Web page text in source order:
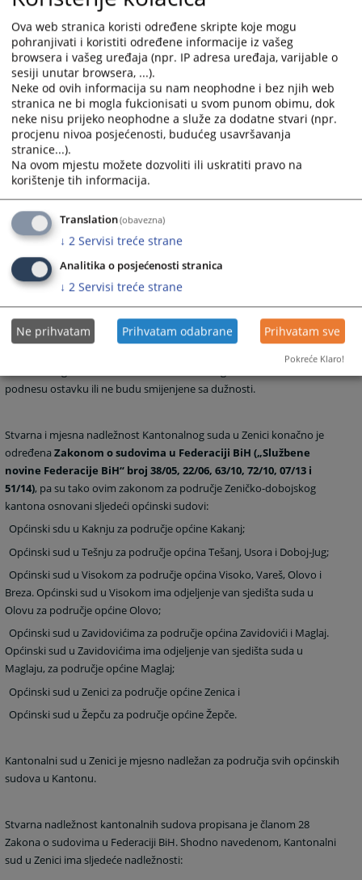
druga sudska zaštita i
da vrše i druge poslove određene zakonom.
Ovim zakonom ukinuti su okružni privredni sudovi, Viši privredni sud
u Sarajevu i Upravni sud Bosne i Hercegovine, a njihove nadležnosti
prenesene na više sudove.
Zakonom o sudovima Zeničko-dobojskog kantona („Službene
novine Zeničko- dobojskog kantona“ broj 04/97)
Kantonalni sud u Zenici kao najviši sud ZDK. Zbog specifičnosti
unutrašnje teritorijalne organizacije Federacije Bosne i Hercegovine,
mijenja se i mjesna nadležnost ovog suda, tako da je Kantonalni sud u
Zenici mjesno nadležan za područja općinskih sudova u Brezi, Kaknju,
Maglaju, Olovu, Tešnju, Varešu, Visokom, Zavidovićima, Zenici i Žepču.
Stvarna nadležnost u odnosu na Viši sud u Zenici, nije bitno
promijenjena.
Ovim zakonom po prvi put je propisano da će sudije općinskih i
podnesu ostavku ili ne budu smijenjene sa dužnosti.
Stvarna i mjesna nadležnost Kantonalnog suda u Zenici konačno je
određenaZakonom o sudovima u Federaciji BiH („Službene
novine Federacije BiH“ broj 38/05, 22/06, 63/10, 72/10, 07/13 i
51/14), pa su tako ovim zakonom za područje Zeničko-dobojskog
kantona osnovani sljedeći općinski sudovi:
Općinski sdu u Kaknju za područje općine Kakanj;
Općinski sud u Tešnju za područje općina Tešanj, Usora i Doboj-Jug;
Općinski sud u Visokom za područje općina Visoko, Vareš, Olovo i
Breza. Općinski sud u Visokom ima odjeljenje van sjedišta suda u
Olovu za područje općine Olovo;
Općinski sud u Zavidovićima za područje općina Zavidovići i Maglaj.
Općinski sud u Zavidovićima ima odjeljenje van sjedišta suda u
Maglaju, za područje općine Maglaj;
Općinski sud u Zenici za područje općine Zenica i
Općinski sud u Žepču za područje općine Žepče.
Kantonalni sud u Zenici je mjesno nadležan za područja svih općinskih
sudova u Kantonu.
Stvarna nadležnost kantonalnih sudova propisana je članom 28
Zakona o sudovima u Federaciji BiH. Shodno navedenom, Kantonalni
sud u Zenici ima sljedeće nadležnosti:
Ova web stranica koristi određene skripte koje mogu
pohranjivati i koristiti određene informacije iz vašeg
browsera i vašeg uređaja (npr. IP adresa uređaja, varijable o
sesiji unutar browsera, ...).
Neke od ovih informacija su nam neophodne i bez njih web
stranica ne bi mogla fukcionisati u svom punom obimu, dok
neke nisu prijeko neophodne a služe za dodatne stvari (npr.
procjenu nivoa posjećenosti, budućeg usavršavanja
stranice...).
Na ovom mjestu možete dozvoliti ili uskratiti pravo na
korištenje tih informacija.
Translation(obavezna)
↓ 2 Servisi treće strane
Analitika o posjećenosti stranica
↓ 2 Servisi treće strane
Ne prihvatam Prihvatam odabrane Prihvatam sve
Pokreće Klaro!